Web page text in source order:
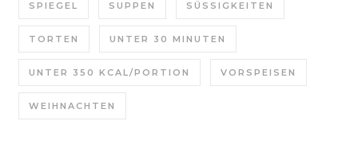
SPIEGEL SUPPEN SÜSSIGKEITEN
TORTEN UNTER 30 MINUTEN
UNTER 350 KCAL/PORTION VORSPEISEN
WEIHNACHTEN